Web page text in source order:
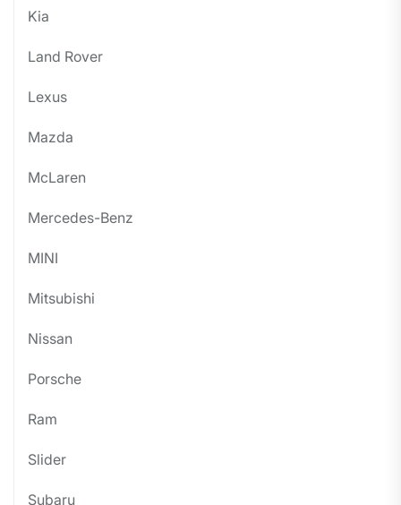
Kia
Land Rover
Lexus
Mazda
McLaren
Mercedes-Benz
MINI
Mitsubishi
Nissan
Porsche
Ram
Slider
Subaru